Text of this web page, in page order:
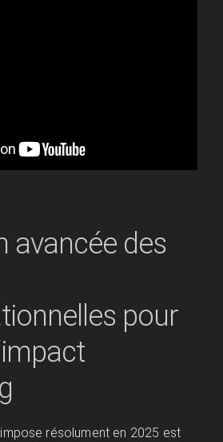
avancée des
pour
résolument en 2025 est